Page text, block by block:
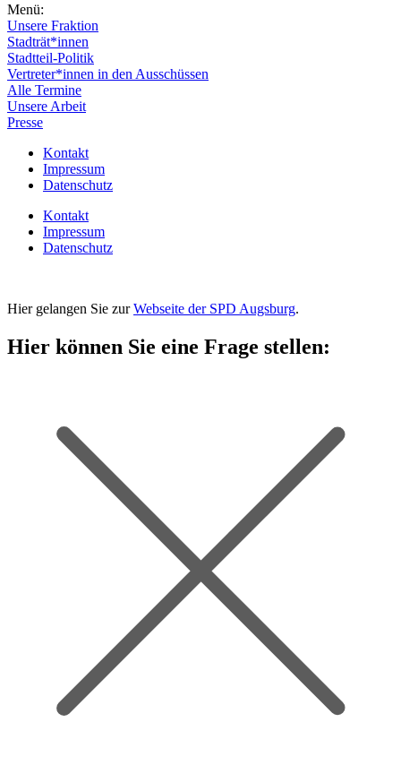
Menü:
Unsere Fraktion
Stadträt*innen
Stadtteil-Politik
Vertreter*innen in den Ausschüssen
Alle Termine
Unsere Arbeit
Presse
Kontakt
Impressum
Datenschutz
Kontakt
Impressum
Datenschutz
Hier gelangen Sie zurWebseite der SPD Augsburg.
Hier können Sie eine Frage stellen: